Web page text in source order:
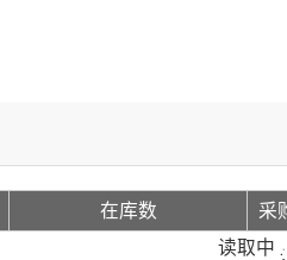
在库数
采
读取中